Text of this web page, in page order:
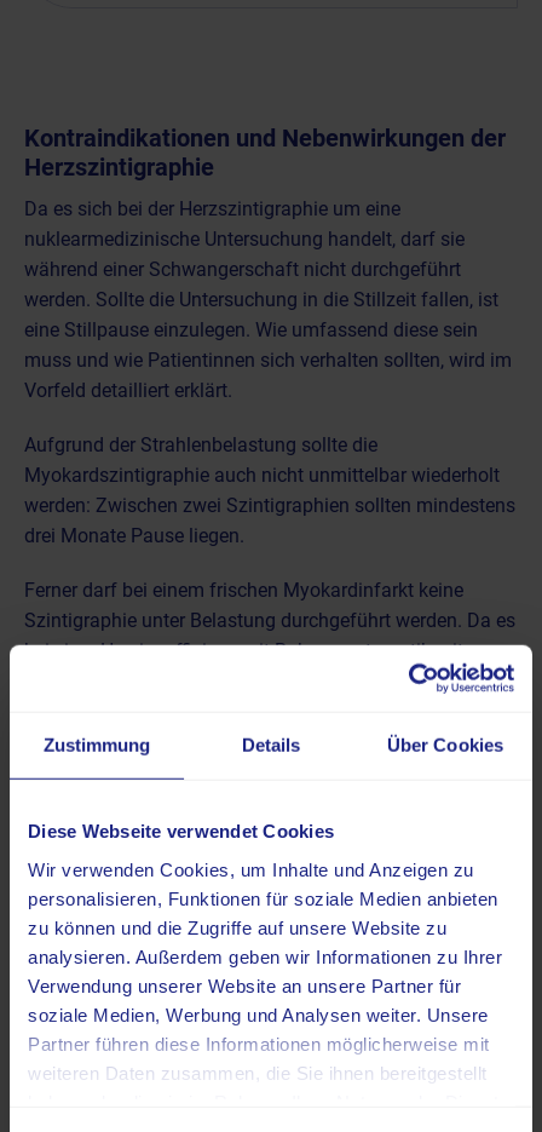
Zustimmung Details Über Cookies
Diese Webseite verwendet Cookies
Wir verwenden Cookies, um Inhalte und Anzeigen zu
personalisieren, Funktionen für soziale Medien anbieten
zu können und die Zugriffe auf unsere Website zu
analysieren. Außerdem geben wir Informationen zu Ihrer
Verwendung unserer Website an unsere Partner für
soziale Medien, Werbung und Analysen weiter. Unsere
Partner führen diese Informationen möglicherweise mit
weiteren Daten zusammen, die Sie ihnen bereitgestellt
Kontraindikationen und Nebenwirkungen der
Herzszintigraphie
Da es sich bei der Herzszintigraphie um eine
nuklearmedizinische Untersuchung handelt, darf sie
während einer Schwangerschaft nicht durchgeführt
werden. Sollte die Untersuchung in die Stillzeit fallen, ist
eine Stillpause einzulegen. Wie umfassend diese sein
muss und wie Patientinnen sich verhalten sollten, wird im
Vorfeld detailliert erklärt.
Aufgrund der Strahlenbelastung sollte die
Myokardszintigraphie auch nicht unmittelbar wiederholt
werden: Zwischen zwei Szintigraphien sollten mindestens
drei Monate Pause liegen.
Ferner darf bei einem frischen Myokardinfarkt keine
Szintigraphie unter Belastung durchgeführt werden. Da es
bei einer Herzinsuffizienz mit Ruhesymptomatik mit
höherer Wahrscheinlichkeit zu Komplikationen kommen
abzusehen.
Nebenwirkungen
Die Szintigraphie des Herzmuskels ist als belastungs- und
nebenwirkungsarme Untersuchungen einzustufen. Nicht
komplett auszuschließen sind Verletzungen der Nerven
und Blutgefäße beim intravenösen Verabreichen der
Radiotracer. Hinsichtlich der – eher geringen – Strahlung
sind langfristige Nebenwirkungen unwahrscheinlich,
können aber nicht vollkommen ausgeschlossen werden.